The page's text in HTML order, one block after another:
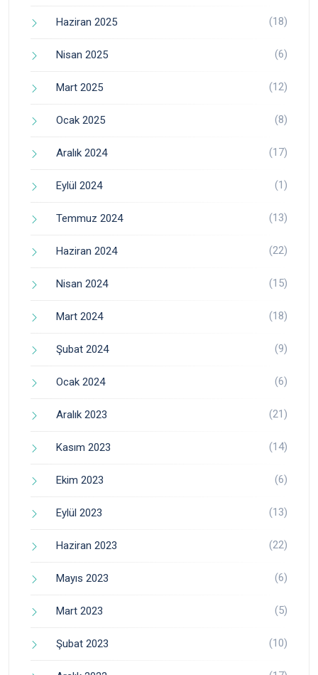
Haziran 2025 (18)
Nisan 2025 (6)
Mart 2025 (12)
Ocak 2025 (8)
Aralık 2024 (17)
Eylül 2024 (1)
Temmuz 2024 (13)
Haziran 2024 (22)
Nisan 2024 (15)
Mart 2024 (18)
Şubat 2024 (9)
Ocak 2024 (6)
Aralık 2023 (21)
Kasım 2023 (14)
Ekim 2023 (6)
Eylül 2023 (13)
Haziran 2023 (22)
Mayıs 2023 (6)
Mart 2023 (5)
Şubat 2023 (10)